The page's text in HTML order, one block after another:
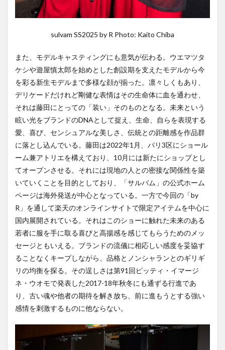
sulvam SS2025 by R Photo: Kaito Chiba
また、モデルキャスティングにも意気が伝わる。ウエマツタ
ケシや遊屋慎太郎を始めとした創設期を支えたモデルから今
を彩る新生モデルまで多様な顔が揃った。凛々しくもあり、
デリケードだけれど剛健な表情はその生命体に血を通わせ、
それは藤田にとっての「装い」そのものとなる。未来という
眩い光をブランドのDNAとして捉え、生命、自らを表現する
愛、喜び、センシュアルな美しさ、伝統との距離感を作品群
に落とし込んでいる。藤田は2022年1月、パリ3区にショール
ーム兼アトリエを構えており、10月には新たにショップとし
てオープンさせる。それには現地の人との密接な関係性を築
いていくことを目的としており、「サルバム」の公式ホーム
ページは海外発送が中心となっている。一方で今回の「by
R」を通して楽天のオンラインサイトで限定アイテムを中心に
国内展開されている。それはこのショーに触れた未来のある
若者に服を手に取る喜びと高揚感を感じてもらうためのメッ
セージともいえる。ブランドの流儀に相応しい感度を妥協す
ることなくキープしながら、品格とノンシャランとのギリギ
リの均衡を探る。その逞しさは第91回ピッティ・イマージ
ネ・ウオモで発表した2017-18年秋冬にも通ずる行進であ
り、古い魂や他者の期待を解き放ち、前に進もうとする強い
感情を刺激するものに他ならない。